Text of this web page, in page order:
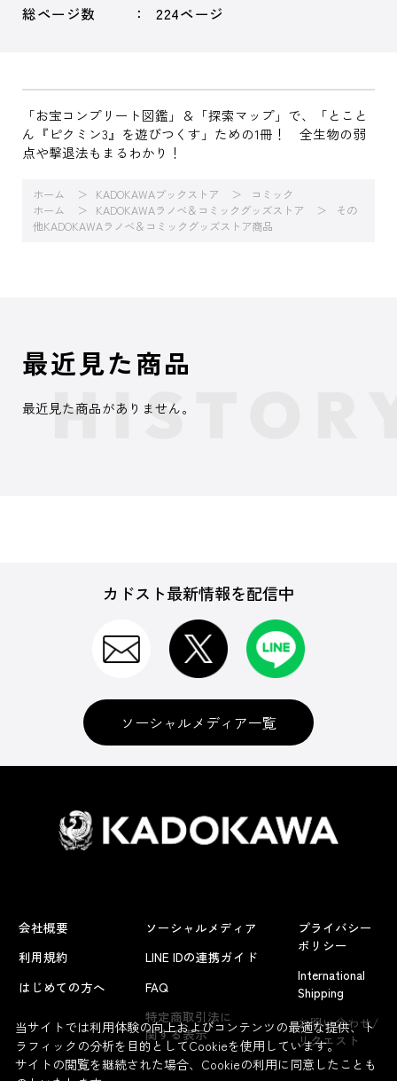
総ページ数 224ページ
「お宝コンプリート図鑑」＆「探索マップ」で、「とこと
ん『ピクミン3』を遊びつくす」ための1冊！ 全生物の弱
点や撃退法もまるわかり！
ホーム KADOKAWAブックストア
コミック
ホーム
KADOKAWAラノベ＆コミックグッズストア
その
他KADOKAWAラノベ＆コミックグッズストア商品
よくあるお問い合わせ
最近見た商品
最近見た商品がありません。
カドスト最新情報を配信中
ソーシャルメディア一覧
会社概要
利用規約
はじめての方へ
ソーシャルメディア
LINE IDの連携ガイド
FAQ
特定商取引法に
関する表示
プライバシー
ポリシー
International
Shipping
お問い合わせ/
リクエスト
当サイトでは利用体験の向上およびコンテンツの最適な提供、ト
ラフィックの分析を目的としてCookieを使用しています。
サイトの閲覧を継続された場合、Cookieの利用に同意したことも